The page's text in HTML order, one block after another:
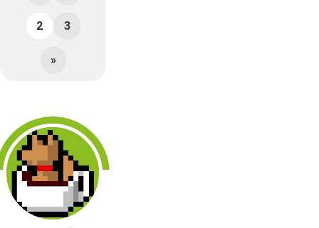
2 3
»